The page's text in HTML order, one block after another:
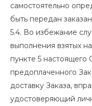
самостоятельно
быть передан
5.4. Во избежание
выполнения взятых
пункте 5
предоплаченного
доставку Заказа,
удостоверяющий